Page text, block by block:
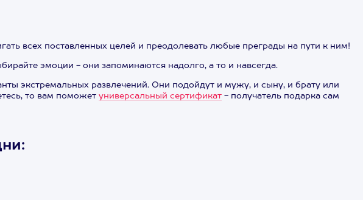
всех поставленных целей и преодолевать любые преграды на пути к ним!
эмоции - они запоминаются надолго, а то и навсегда.
экстремальных развлечений. Они подойдут и мужу, и сыну, и брату или
то вам поможет универсальный сертификат - получатель подарка сам